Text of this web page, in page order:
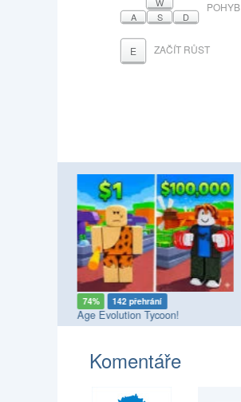
A
S D
POHYB
E ZAČÍT RŮST
74% 142 přehrání
Age Evolution Tycoon!
Komentáře